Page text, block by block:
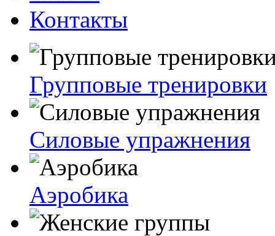
Контакты
Групповые тренировки
Силовые упражнения
Аэробика